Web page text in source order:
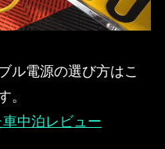
ル電源の選び方はこ
。
中泊レビュー